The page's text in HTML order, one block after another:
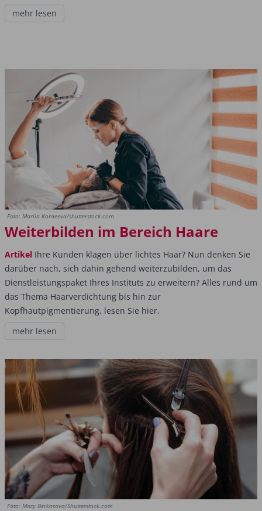
mehr lesen
Foto: Mariia Korneeva/shutterstock.com
Weiterbilden im Bereich Haare
Artikel Ihre Kunden klagen über lichtes Haar? Nun denken Sie
darüber nach, sich dahin gehend weiterzubilden, um das
Dienstleistungspaket Ihres Instituts zu erweitern? Alles rund um
das Thema Haarverdichtung bis hin zur
Kopfhautpigmentierung, lesen Sie hier.
mehr lesen
Foto: Mary Berkasova/Shutterstock.com